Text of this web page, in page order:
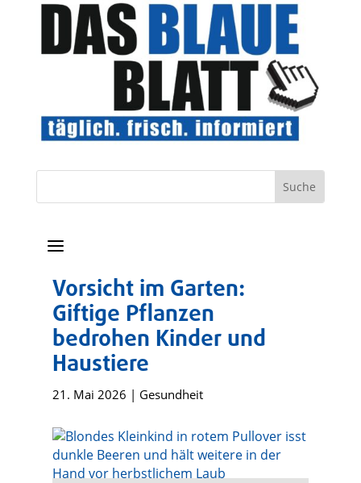
a
Vorsicht im Garten:
Giftige Pflanzen
bedrohen Kinder und
Haustiere
21. Mai 2026 | Gesundheit